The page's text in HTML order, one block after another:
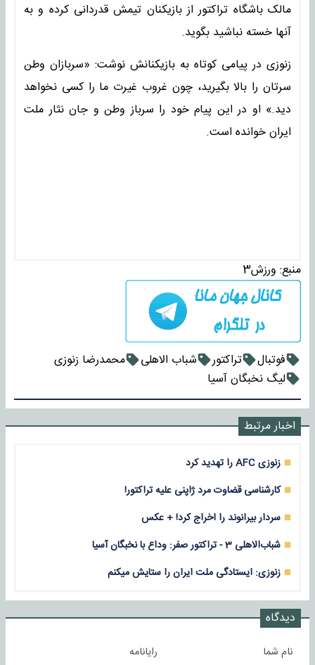
مالک باشگاه تراکتور از بازیکنان تیمش قدردانی کرده و به
آنها خسته نباشید بگوید.
زنوزی در پیامی کوتاه به بازیکنانش نوشت: «سربازان وطن
سرتان را بالا بگیرید، چون غروب غیرت ما را کسی نخواهد
دید.» او در این پیام خود را سرباز وطن و جان نثار ملت
ایران خوانده است.
منبع: ورزش3
فوتبال تراکتور شباب الاهلی
محمدرضا زنوزی
لیگ نخبگان آسیا
اخبار مرتبط
زنوزی AFC را تهدید کرد
کارشناسی قضاوت مرد ژاپنی علیه تراکتور!
سردار بیرانوند را اخراج کرد! + عکس
شباب‌الاهلی 3 - تراکتور صفر: وداع با نخبگان آسیا
زنوزی: ایستادگی ملت ایران را ستایش میکنم
دیدگاه
نام شما رایانامه